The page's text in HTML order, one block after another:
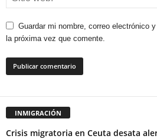
Guardar mi nombre, correo electrónico
la próxima vez que comente.
INMIGRACIÓN
Crisis migratoria en Ceuta desata